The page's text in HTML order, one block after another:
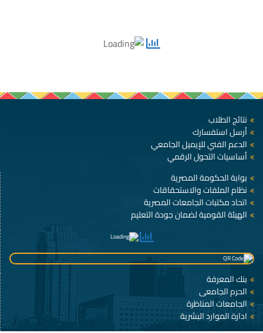
نتائج الطلاب
أرسل استفسارك
الدعم الفني للإيميل الجامعي
أساسيات التحول الرقمي
بوابة الحكومة المصرية
نظام الملفات والاستحقاقات
اتحاد مكتبات الجامعات المصرية
الهيئة القومية لضمان جودة التعليم
بنك المعرفة
الحرم الجامعى
الجامعات المناظرة
ادارة الموارد البشرية